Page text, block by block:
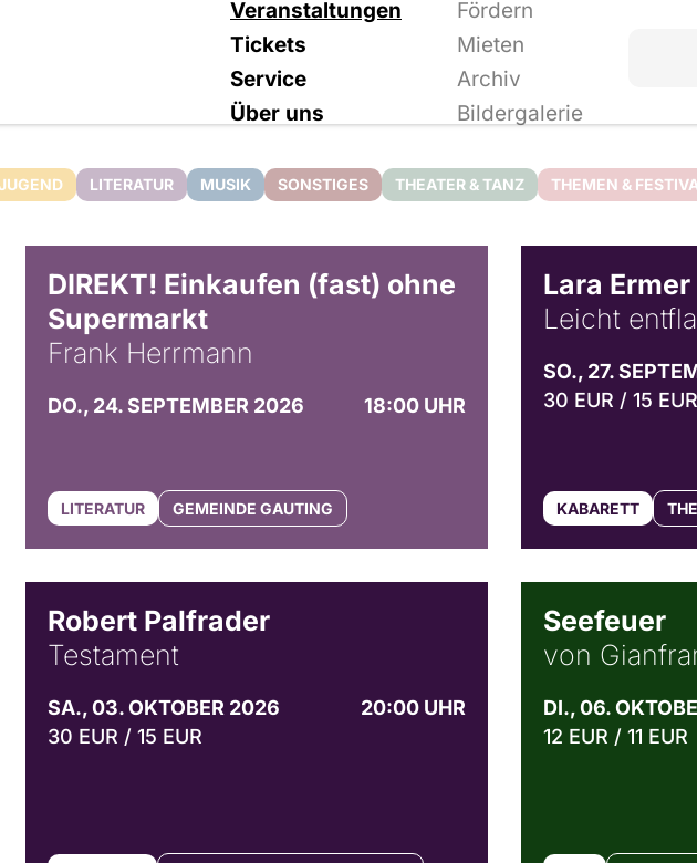
Veranstaltungen
Fördern
Tickets
Mieten
Service
Archiv
Über uns
Bildergalerie
LITERATUR MUSIK SONSTIGES THEATER & TANZ THEMEN &
DIREKT! Einkaufen (fast) ohne
Supermarkt
Frank Herrmann
DO., 24. SEPTEMBER 2026 18:00 UHR
LITERATUR GEMEINDE GAUTING
Lara Ermer
Leicht
SO., 27.
30 EUR / 15 EUR
KABARETT
Robert Palfrader
Testament
SA., 03. OKTOBER 2026
20:00 UHR
30 EUR / 15 EUR
Seefeuer
von
DI., 06.
12 EUR / 11 EUR